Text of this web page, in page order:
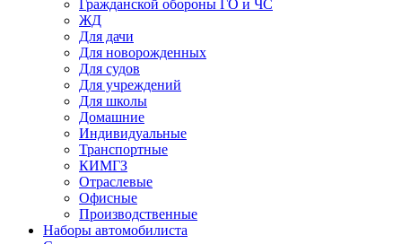
Гражданской обороны ГО и ЧС
ЖД
Для дачи
Для новорожденных
Для судов
Для учреждений
Для школы
Домашние
Индивидуальные
Транспортные
КИМГЗ
Отраслевые
Офисные
Производственные
Наборы автомобилиста